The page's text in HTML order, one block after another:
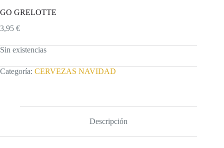
GO GRELOTTE
3,95 €
Sin existencias
Categoría: CERVEZAS NAVIDAD
Descripción